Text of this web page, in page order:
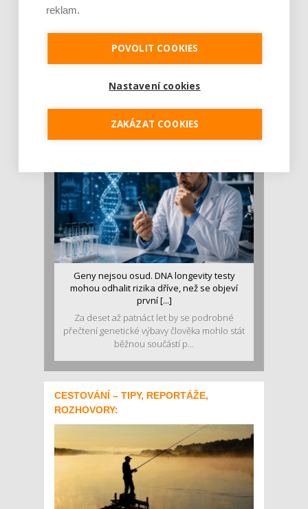
Je jen pro sportovce, přiberu po něm a ve
Pojem protein již nějakou dobu rezonuje
v oblasti zdraví, výživy i dlouhověkosti. Přesto
se o ně...
Geny nejsou osud. DNA longevity testy
mohou odhalit rizika dříve, než se objeví
první [...]
Za deset až patnáct let by se podrobné
přečtení genetické výbavy člověka mohlo stát
běžnou součástí p...
CESTOVÁNÍ – TIPY, REPORTÁŽE,
ROZHOVORY:
reklam.
POVOLIT COOKIES
Nastavení cookies
ZAKÁZAT COOKIES